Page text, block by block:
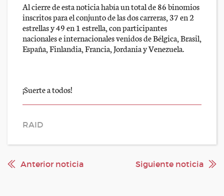
Al cierre de esta noticia había un total de 86 binomios
inscritos para el conjunto de las dos carreras, 37 en 2
estrellas y 49 en 1 estrella, con participantes
nacionales e internacionales venidos de Bélgica, Brasil,
España, Finlandia, Francia, Jordania y Venezuela.
¡Suerte a todos!
RAID
Anterior noticia Siguiente noticia